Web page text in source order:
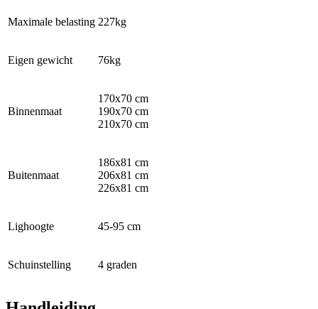
Maximale belasting 227kg
Eigen gewicht 76kg
Binnenmaat
170x70 cm
190x70 cm
210x70 cm
Buitenmaat
186x81 cm
206x81 cm
226x81 cm
Lighoogte 45-95 cm
Schuinstelling 4 graden